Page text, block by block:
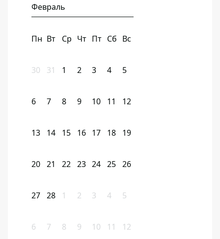
Февраль
Пн Вт Ср Чт Пт Сб Вс
30 31 1 2 3 4 5
6 7 8 9 10 11 12
13 14 15 16 17 18 19
20 21 22 23 24 25 26
27 28 1 2 3 4 5
6 7 8 9 10 11 12